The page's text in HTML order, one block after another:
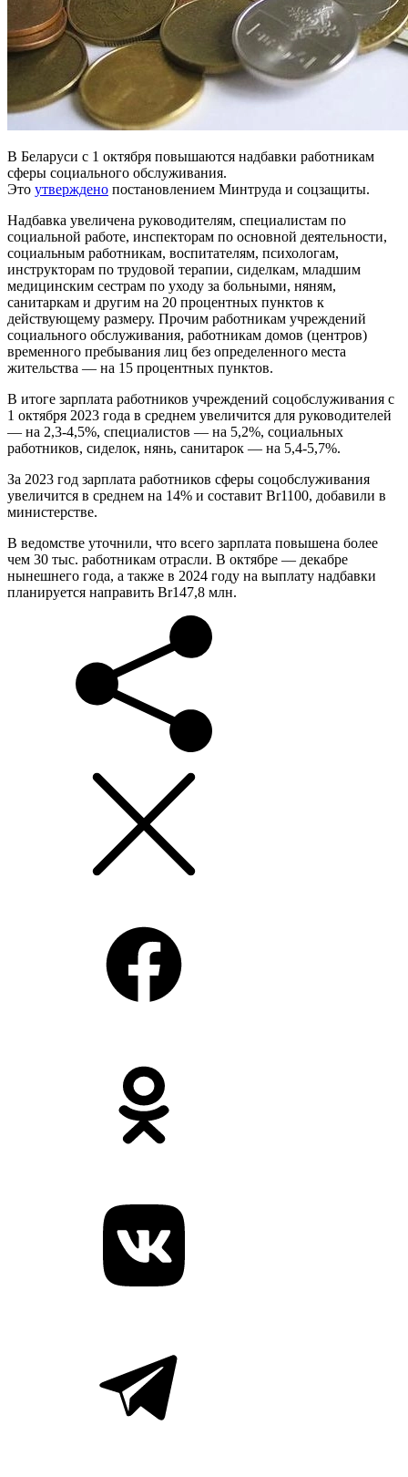
В Беларуси с 1 октября повышаются надбавки работникам
сферы социального обслуживания.
Это утверждено постановлением Минтруда и соцзащиты.
Надбавка увеличена руководителям, специалистам по
социальной работе, инспекторам по основной деятельности,
социальным работникам, воспитателям, психологам,
инструкторам по трудовой терапии, сиделкам, младшим
медицинским сестрам по уходу за больными, няням,
санитаркам и другим на 20 процентных пунктов к
действующему размеру. Прочим работникам учреждений
социального обслуживания, работникам домов (центров)
временного пребывания лиц без определенного места
жительства — на 15 процентных пунктов.
В итоге зарплата работников учреждений соцобслуживания с
1 октября 2023 года в среднем увеличится для руководителей
— на 2,3-4,5%, специалистов — на 5,2%, социальных
работников, сиделок, нянь, санитарок — на 5,4-5,7%.
За 2023 год зарплата работников сферы соцобслуживания
увеличится в среднем на 14% и составит Br1100, добавили в
министерстве.
В ведомстве уточнили, что всего зарплата повышена более
чем 30 тыс. работникам отрасли. В октябре — декабре
нынешнего года, а также в 2024 году на выплату надбавки
планируется направить Br147,8 млн.